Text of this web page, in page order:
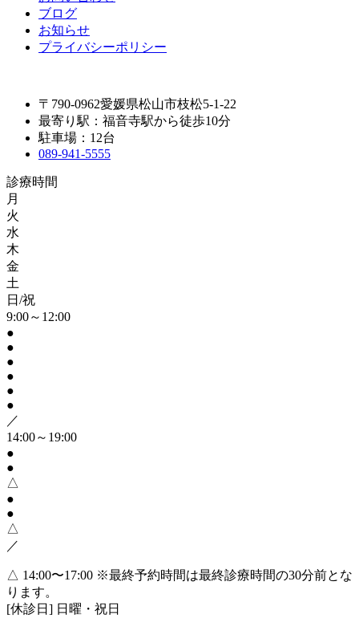
ブログ
お知らせ
プライバシーポリシー
〒790-0962愛媛県松山市枝松5-1-22
最寄り駅：福音寺駅から徒歩10分
駐車場：12台
089-941-5555
診療時間
月
火
水
木
金
土
日/祝
9:00～12:00
●
●
●
●
●
●
／
14:00～19:00
●
●
△
●
●
△
／
△ 14:00〜17:00 ※最終予約時間は最終診療時間の30分前とな
ります。
[休診日] 日曜・祝日